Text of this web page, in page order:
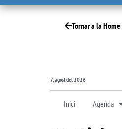
Tornar a la Home
7, agost del 2026
Inici Agenda